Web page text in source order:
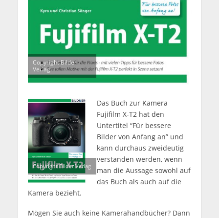
Copyright Bilder
Verlag
Copyright Bilder Verlag
Das Buch zur Kamera
Fujifilm X-T2 hat den
Untertitel “Für bessere
Bilder von Anfang an” und
kann durchaus zweideutig
verstanden werden, wenn
man die Aussage sowohl auf
das Buch als auch auf die
Kamera bezieht.
Mögen Sie auch keine Kamerahandbücher? Dann